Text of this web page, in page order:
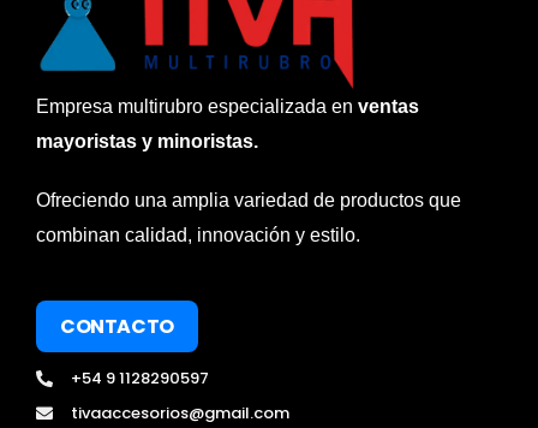
Empresa multirubro especializada en ventas
mayoristas y minoristas.
Ofreciendo una amplia variedad de productos que
combinan calidad, innovación y estilo.
CONTACTO
+54 9 1128290597
tivaaccesorios@gmail.com